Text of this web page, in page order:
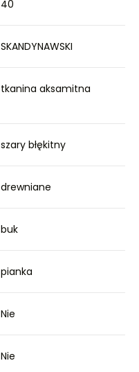
40
SKANDYNAWSKI
tkanina aksamitna
szary błękitny
drewniane
buk
pianka
Nie
Nie